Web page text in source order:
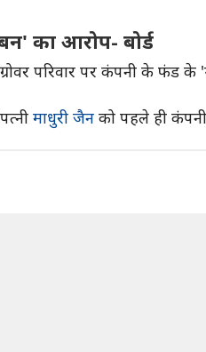
का आरोप- बोर्ड
परिवार पर कंपनी के फंड के
माधुरी जैन को पहले ही